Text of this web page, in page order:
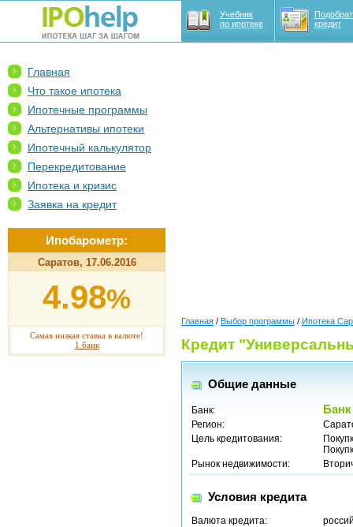
Учебник
по ипотеке
кредит
Главная
Что такое ипотека
Ипотечные программы
Альтернативы ипотеки
Ипотечный калькулятор
Перекредитование
Ипотека и кризис
Заявка на кредит
Ипобарометр:
Саратов, 17.06.2016
4.98%
Самая низкая ставка в валюте!
1 банк
Главная / Выбор программы / Ипотека
Кредит
Общие данные
Банк:
Регион:
Цель кредитования:
Рынок недвижимости:
Условия кредита
Валюта кредита: